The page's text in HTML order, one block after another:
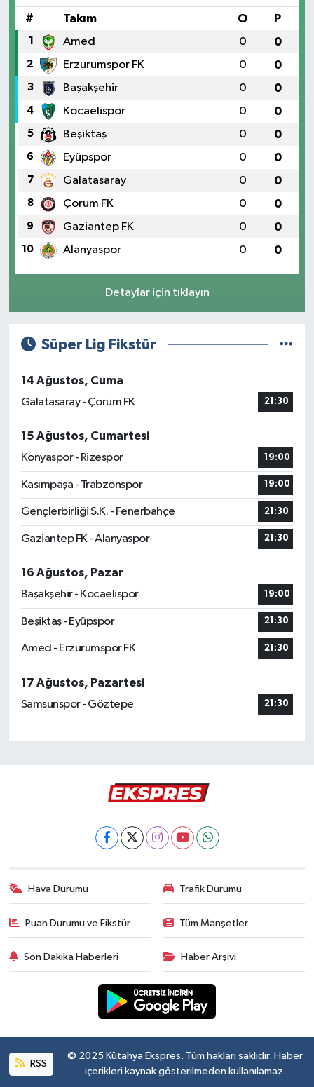
# Takım O P
1 Amed 0 0
2 Erzurumspor FK 0 0
3 Başakşehir 0 0
4 Kocaelispor 0 0
5 Beşiktaş 0 0
6 Eyüpspor 0 0
7 Galatasaray 0 0
8 Çorum FK 0 0
9 Gaziantep FK 0 0
10 Alanyaspor 0 0
Detaylar için tıklayın
Süper Lig Fikstür
14 Ağustos, Cuma
Galatasaray - Çorum FK
21:30
15 Ağustos, Cumartesi
Konyaspor - Rizespor
19:00
Kasımpaşa - Trabzonspor 19:00
Gençlerbirliği S.K. - Fenerbahçe 21:30
Gaziantep FK - Alanyaspor 21:30
16 Ağustos, Pazar
Başakşehir - Kocaelispor
19:00
Beşiktaş - Eyüpspor 21:30
Amed - Erzurumspor FK 21:30
17 Ağustos, Pazartesi
Samsunspor - Göztepe
21:30
Hava Durumu Trafik Durumu
Puan Durumu ve Fikstür Tüm Manşetler
Son Dakika Haberleri Haber Arşivi
RSS
© 2025 Kütahya Ekspres. Tüm hakları saklıdır. Haber
içerikleri kaynak gösterilmeden kullanılamaz.